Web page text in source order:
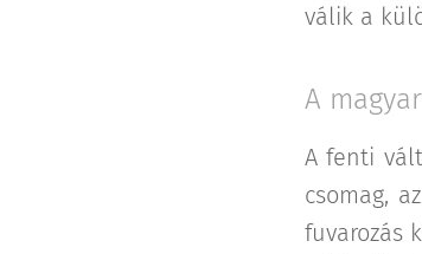
válik a
A
A fenti
csomag,
fuvarozás